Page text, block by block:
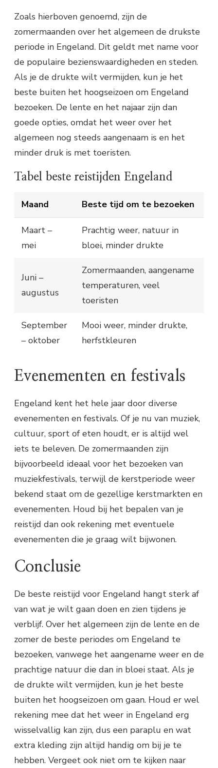
Zoals hierboven genoemd, zijn de
zomermaanden over het algemeen de drukste
periode in Engeland. Dit geldt met name voor
de populaire bezienswaardigheden en steden.
Als je de drukte wilt vermijden, kun je het
beste buiten het hoogseizoen om Engeland
bezoeken. De lente en het najaar zijn dan
goede opties, omdat het weer over het
algemeen nog steeds aangenaam is en het
minder druk is met toeristen.
Tabel beste reistijden Engeland
Maand Beste tijd om te bezoeken
Maart –
mei
Prachtig weer, natuur in
bloei, minder drukte
Juni –
augustus
Zomermaanden, aangename
temperaturen, veel
toeristen
September
– oktober
Mooi weer, minder drukte,
herfstkleuren
Evenementen en festivals
Engeland kent het hele jaar door diverse
evenementen en festivals. Of je nu van muziek,
cultuur, sport of eten houdt, er is altijd wel
iets te beleven. De zomermaanden zijn
bijvoorbeeld ideaal voor het bezoeken van
muziekfestivals, terwijl de kerstperiode weer
bekend staat om de gezellige kerstmarkten en
evenementen. Houd bij het bepalen van je
reistijd dan ook rekening met eventuele
evenementen die je graag wilt bijwonen.
Conclusie
De beste reistijd voor Engeland hangt sterk af
van wat je wilt gaan doen en zien tijdens je
verblijf. Over het algemeen zijn de lente en de
zomer de beste periodes om Engeland te
bezoeken, vanwege het aangename weer en de
prachtige natuur die dan in bloei staat. Als je
de drukte wilt vermijden, kun je het beste
buiten het hoogseizoen om gaan. Houd er wel
rekening mee dat het weer in Engeland erg
wisselvallig kan zijn, dus een paraplu en wat
extra kleding zijn altijd handig om bij je te
hebben. Vergeet ook niet om te kijken naar